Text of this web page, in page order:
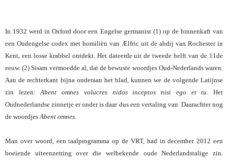
In 1932 werd in Oxford door een Engelse germanist (1) op de binnenkaft van
een Oudengelse codex met homiliën van Ælfric uit de abdij van Rochester in
Kent, een losse krabbel ontdekt. Het dateerde uit de tweede helft van de 11de
eeuw. (2) Sisam vermoedde al, dat de bewuste woordjes Oud-Nederlands waren.
Aan de rechterkant bijna onderaan het blad, kunnen we de volgende Latijnse
zin lezen:Abent omnes volucres nidos inceptos nisi ego et tu.
Het
Oudnederlandse zinnetje er onder is daar dus een vertaling van. Daarachter nog
de woordjes Abent omnes.
Man over woord, een taalprogramma op de VRT, had in december 2012 een
boeiende uiteenzetting over die welbekende oude Nederlandstalige zin.